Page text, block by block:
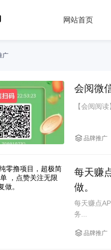
网站首页
广
会阅微
【会阅阅
品牌推广
每天赚
做。
每天赚点
务...
品牌推广